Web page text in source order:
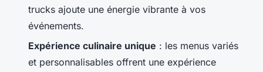
trucks ajoute une énergie vibrante à vos
événements.
Expérience culinaire unique : les menus variés
et personnalisables offrent une expérience